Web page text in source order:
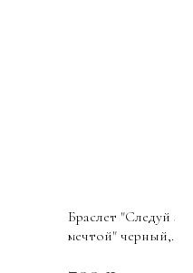
Браслет "Следуй за
мечтой" черный,